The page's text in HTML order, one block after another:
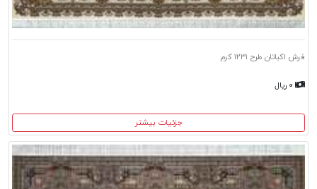
فرش اکباتان طرح ۱۲۳۱ کرم
جزئیات بیشتر